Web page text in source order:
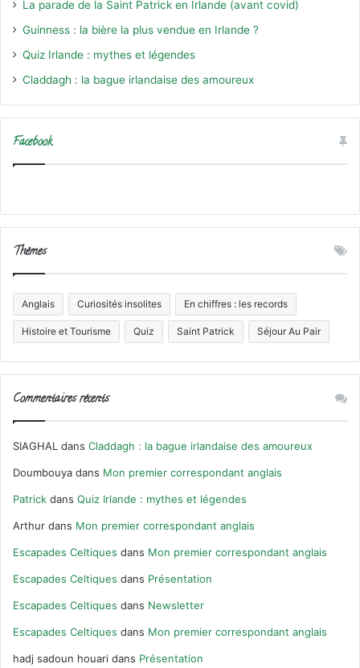
La parade de la Saint Patrick en Irlande (avant covid)
Guinness : la bière la plus vendue en Irlande ?
Quiz Irlande : mythes et légendes
Claddagh : la bague irlandaise des amoureux
Facebook
Thèmes
Anglais Curiosités insolites En chiffres : les records
Histoire et Tourisme Quiz Saint Patrick Séjour Au Pair
Commentaires récents
SIAGHAL dans Claddagh : la bague irlandaise des amoureux
Doumbouya dans Mon premier correspondant anglais
Patrick dans Quiz Irlande : mythes et légendes
Arthur dans Mon premier correspondant anglais
Escapades Celtiques dans Mon premier correspondant anglais
Escapades Celtiques dans Présentation
Escapades Celtiques dans Newsletter
Escapades Celtiques dans Mon premier correspondant anglais
hadj sadoun houari dans Présentation